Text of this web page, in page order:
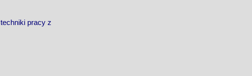
techniki pracy z